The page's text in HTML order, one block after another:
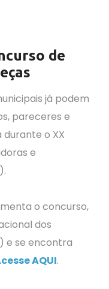
de
já podem
pareceres e
o XX
e
o concurso,
dos
e se encontra
AQUI.